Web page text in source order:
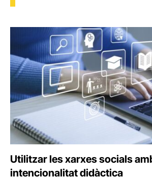
Utilitzar les xarxes socials
intencionalitat didàctica